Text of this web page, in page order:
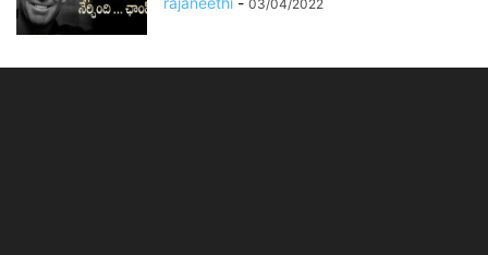
03/04/2022